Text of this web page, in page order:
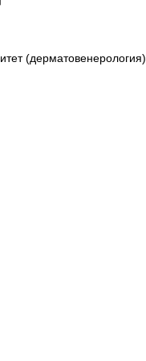
(дерматовенерология).